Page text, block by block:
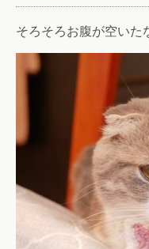
そろそろお腹が空いた